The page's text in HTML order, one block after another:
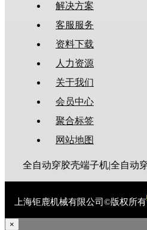
解决方案
客服服务
资料下载
人力资源
关于我们
会员中心
聚合标签
网站地图
上海钜鹿机械有限公司©版权所有
×